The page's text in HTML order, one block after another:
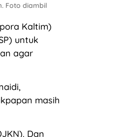
Foto diambil
Kaltim)
untuk
agar
masih
Dan